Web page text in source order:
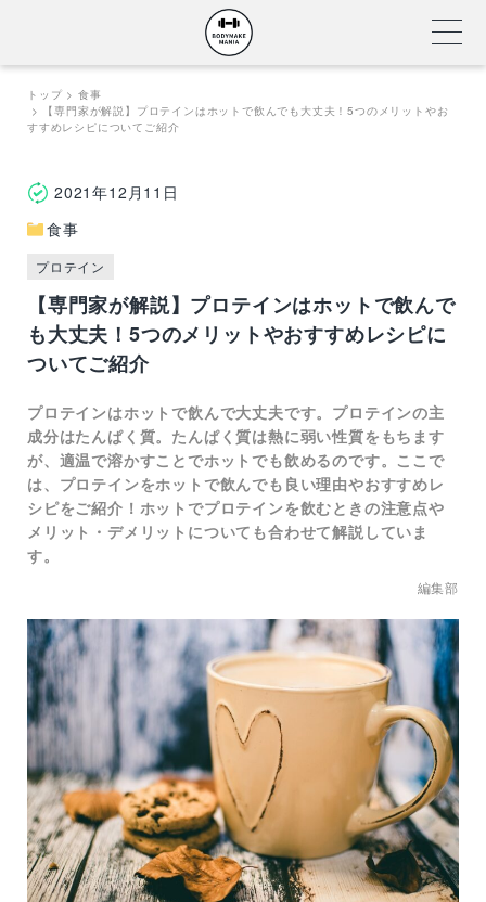
Skipトップ
食事
【専門家が解説】プロテインはホットで飲んでも大丈夫！5つのメリットやお
すすめレシピについてご紹介
2021年12月11日
食事
プロテイン
【専門家が解説】プロテインはホットで飲んで
も大丈夫！5つのメリットやおすすめレシピに
ついてご紹介
プロテインはホットで飲んで大丈夫です。プロテインの主
成分はたんぱく質。たんぱく質は熱に弱い性質をもちます
が、適温で溶かすことでホットでも飲めるのです。ここで
は、プロテインをホットで飲んでも良い理由やおすすめレ
シピをご紹介！ホットでプロテインを飲むときの注意点や
メリット・デメリットについても合わせて解説していま
す。
編集部